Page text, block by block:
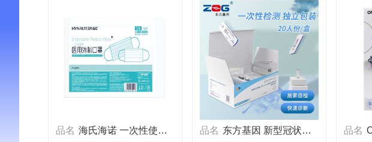
APP端购药 小程序购药
品名
海氏海诺 一次性使用医用外科口罩
品名
东方基因 新型冠状病毒(2019-nCoV)抗原检测试剂盒(胶体金法) 卡型
品名